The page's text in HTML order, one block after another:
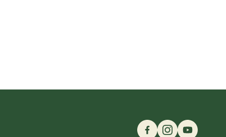
Find us on Social